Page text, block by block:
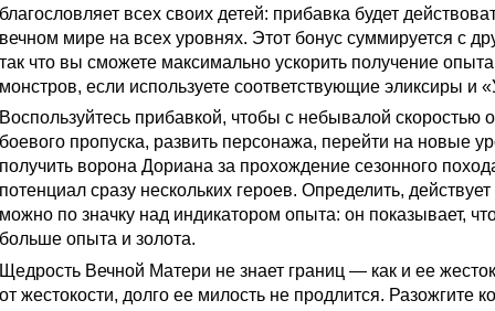
благословляет всех своих детей: прибавка будет
вечном мире на всех уровнях. Этот бонус суммируется с
так что вы сможете максимально ускорить получение
монстров, если используете соответствующие эликсиры и
Воспользуйтесь прибавкой, чтобы с небывалой скоростью
боевого пропуска, развить персонажа, перейти на новые
получить ворона Дориана за прохождение сезонного
потенциал сразу нескольких героев. Определить,
можно по значку над индикатором опыта: он показывает,
больше опыта и золота.
Щедрость Вечной Матери не знает границ — как и ее
от жестокости, долго ее милость не продлится. Разожгите